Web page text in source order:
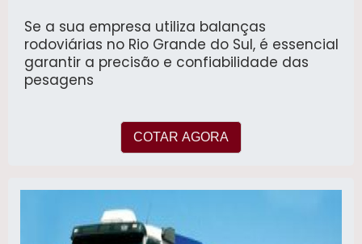
Se a sua empresa utiliza balanças
rodoviárias no Rio Grande do Sul, é essencial
garantir a precisão e confiabilidade das
pesagens
COTAR AGORA